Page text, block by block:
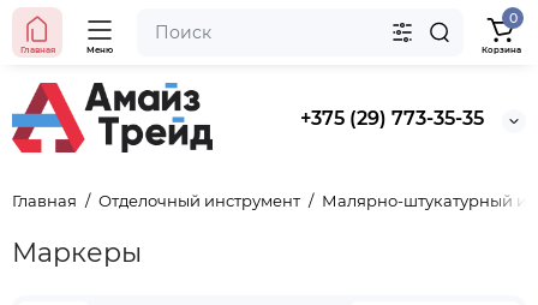
+375 (29) 773-35-35
Главная Меню
0
Корзина
Главная Отделочный инструмент Малярно-штукатурный
Маркеры